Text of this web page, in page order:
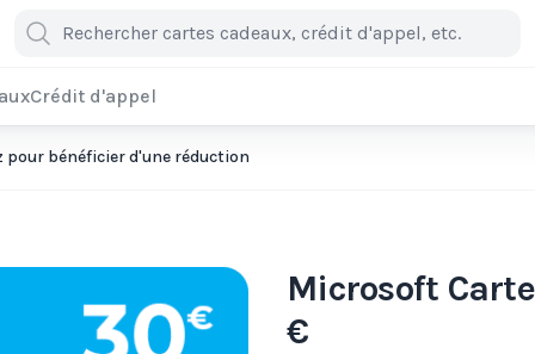
Crédit d'appel
pour bénéficier d'une réduction
Microsoft
€